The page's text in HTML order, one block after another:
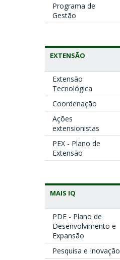
Programa de
Gestão
EXTENSÃO
Extensão
Tecnológica
Coordenação
Ações
extensionistas
PEX - Plano de
Extensão
MAIS IQ
PDE - Plano de
Desenvolvimento e
Expansão
Pesquisa e Inovação